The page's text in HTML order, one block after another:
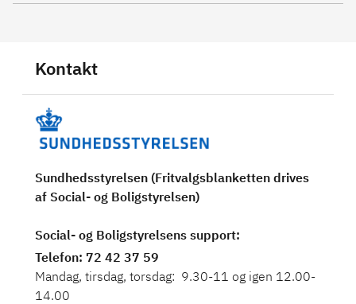
Kontakt
Sundhedsstyrelsen (Fritvalgsblanketten drives
af Social- og Boligstyrelsen)
Social- og Boligstyrelsens support:
Telefon: 72 42 37 59
Mandag, tirsdag, torsdag: 9.30-11 og igen 12.00-
14.00